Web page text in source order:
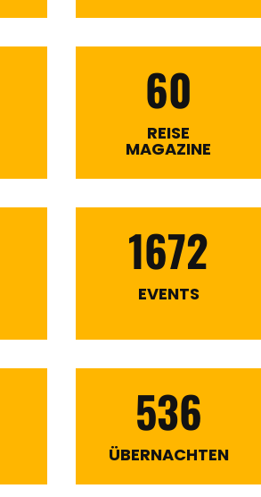
60
REISE
MAGAZINE
1672
EVENTS
536
ÜBERNACHTEN